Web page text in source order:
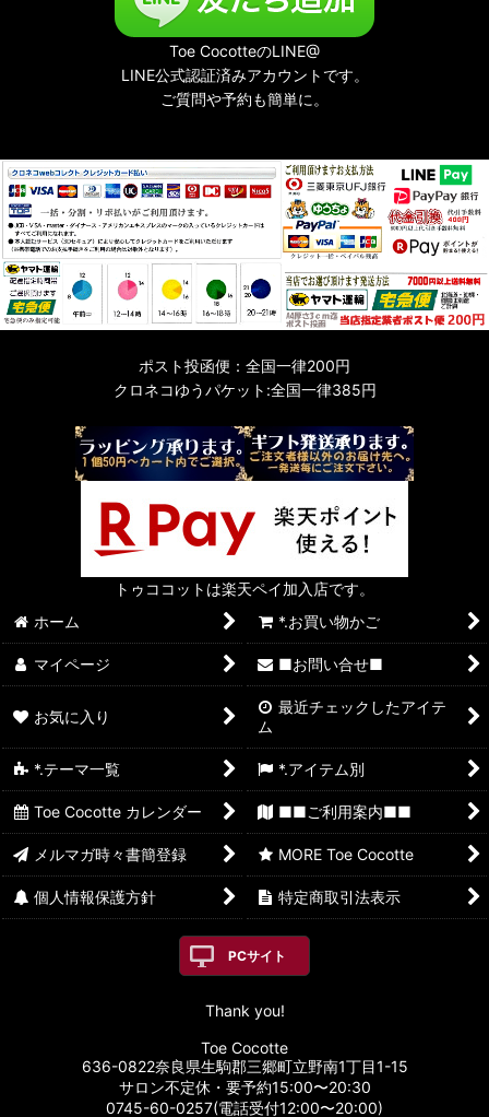
Toe CocotteのLINE@
LINE公式認証済みアカウントです。
ご質問や予約も簡単に。
ポスト投函便：全国一律200円
クロネコゆうパケット:全国一律385円
トゥココットは楽天ペイ加入店です。
ホーム
*.お買い物かご
マイページ ■お問い合せ■
お気に入り
最近チェックしたアイテ
ム
*.テーマ一覧 *.アイテム別
Toe Cocotte カレンダー ■■ご利用案内■■
メルマガ時々書簡登録 MORE Toe Cocotte
個人情報保護方針 特定商取引法表示
PCサイト
Thank you!
Toe Cocotte
636-0822奈良県生駒郡三郷町立野南1丁目1-15
サロン不定休・要予約15:00〜20:30
0745-60-0257(電話受付12:00〜20:00)